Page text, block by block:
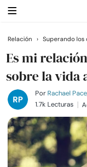
Buscar
Casarse
Relaciones
Familia
Relación › Superando los
Es mi
sobre la vida
Por Rachael Pace
1.7k Lecturas